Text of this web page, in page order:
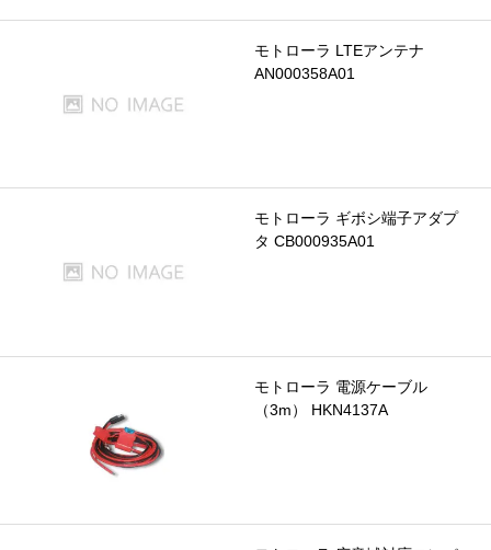
モトローラ LTEアンテナ
AN000358A01
モトローラ ギボシ端子アダプ
タ CB000935A01
モトローラ 電源ケーブル
（3m） HKN4137A